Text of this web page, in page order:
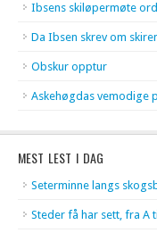
Ibsens skiløpermøte
Da Ibsen skrev om
Obskur opptur
Askehøgdas vemodige
MEST LEST I DAG
Seterminne langs
Steder få har sett, fra A